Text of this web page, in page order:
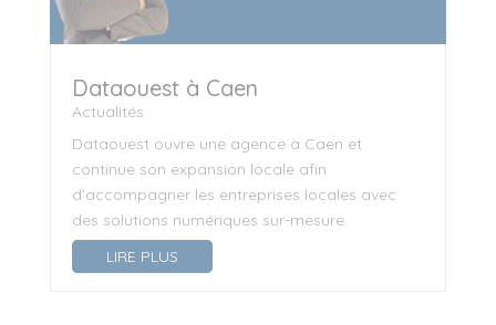
Dataouest à Caen
Actualités
Dataouest ouvre une agence à Caen et
continue son expansion locale afin
d’accompagner les entreprises locales avec
des solutions numériques sur-mesure.
LIRE PLUS